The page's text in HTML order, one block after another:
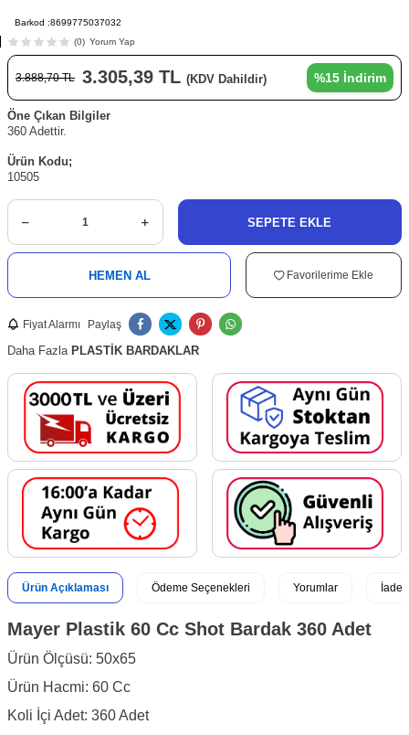
Barkod :8699775037032
(0) Yorum Yap
3.888,70TL 3.305,39 TL (KDV Dahildir) %15 İndirim
Öne Çıkan Bilgiler
360 Adettir.
Ürün Kodu;
10505
SEPETE EKLE
HEMEN AL Favorilerime Ekle
Fiyat Alarmı Paylaş
Daha Fazla PLASTİK BARDAKLAR
Ürün Açıklaması Ödeme Seçenekleri Yorumlar İade
Mayer Plastik 60 Cc Shot Bardak 360 Adet
Ürün Ölçüsü: 50x65
Ürün Hacmi: 60 Cc
Koli İçi Adet: 360 Adet